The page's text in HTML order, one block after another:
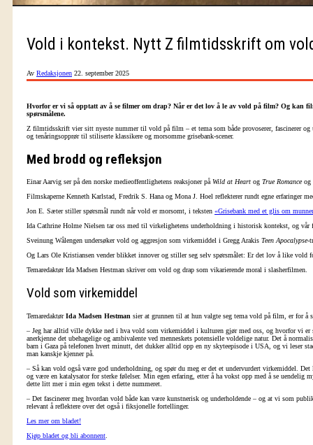
Vold i kontekst. Nytt Z filmtidsskrift om
Av Redaksjonen 22. september 2025
Hvorfor er vi så opptatt av å se filmer om drap? Når er det lov å le av vold på film? Og kan
spørsmålene.
Z filmtidsskrift vier sitt nyeste nummer til vold på film – et tema som både provoserer, fascinerer og
og tenåringsopprør til stiliserte klassikere og morsomme grisebank-scener.
Med brodd og refleksjon
Einar Aarvig ser på den norske medieoffentlighetens reaksjoner påWild at Heart og True Romanceog
Filmskaperne Kenneth Karlstad, Fredrik S. Hana og Mona J. Hoel reflekterer rundt egne erfaringer
Jon E. Sæter stiller spørsmål rundt når vold er morsomt, i teksten «Grisebank med et glis om
Ida Cathrine Holme Nielsen tar oss med til virkelighetens underholdning i historisk kontekst, og
Sveinung Wålengen undersøker vold og aggresjon som virkemiddel i Gregg Arakis Teen Apocalypse-
Og Lars Ole Kristiansen vender blikket innover og stiller seg selv spørsmålet: Er det lov å like vold
Temaredaktør Ida Madsen Hestman skriver om vold og drap som vikarierende moral i slasherfilmen.
Vold som virkemiddel
TemaredaktørIda Madsen Hestman sier at grunnen til at hun valgte seg tema vold på film, er for
– Jeg har alltid ville dykke ned i hva vold som virkemiddel i kulturen gjør med oss, og hvorfor vi
anerkjenne det ubehagelige og ambivalente ved menneskets potensielle voldelige natur. Det å
barn i Gaza på telefonen hvert minutt, det dukker alltid opp en ny skyteepisode i USA, og vi leser
man kanskje kjenner på.
– Så kan vold også være god underholdning, og spør du meg er det et undervurdert virkemiddel.
og være en katalysator for sterke følelser. Min egen erfaring, etter å ha vokst opp med å se
dette litt mer i min egen tekst i dette nummeret.
– Det fascinerer meg hvordan vold både kan være kunstnerisk og underholdende – og at vi som
relevant å reflektere over det også i fiksjonelle fortellinger.
Les mer om bladet!
Kjøp bladet og bli abonnent